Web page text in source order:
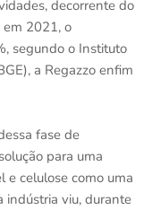
decorrente do
2021, o
segundo o Instituto
a Regazzo enfim
fase de
para uma
celulose como uma
indústria viu, durante